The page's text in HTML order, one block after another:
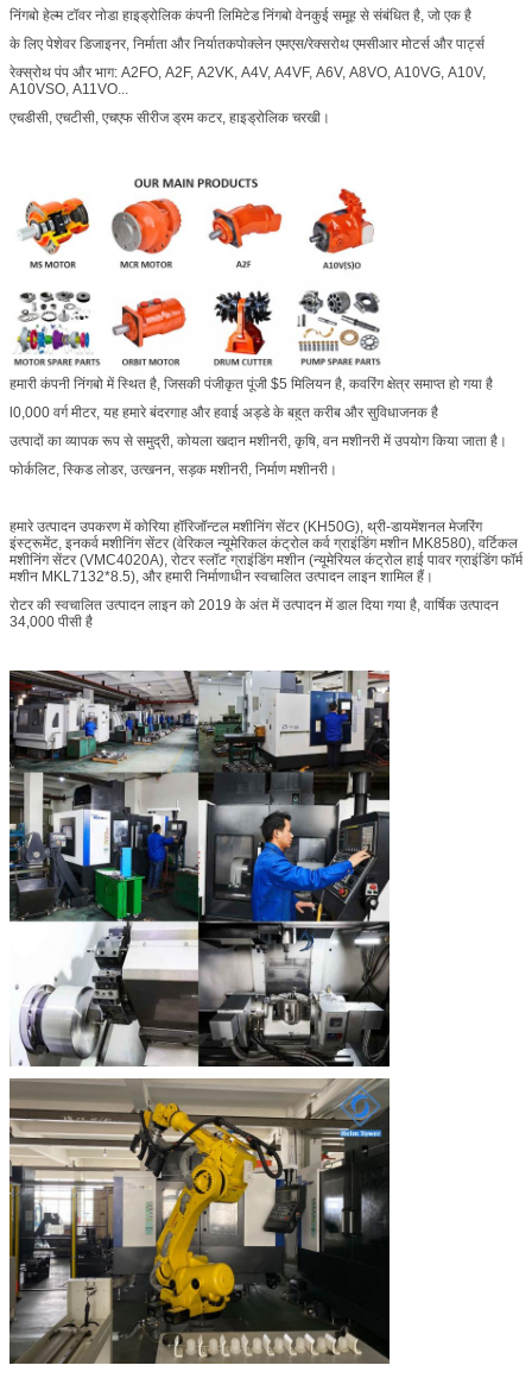
निंगबो हेल्म टॉवर नोडा हाइड्रोलिक कंपनी लिमिटेड निंगबो वेनकुई समूह से संबंधित है, जो एक है
के लिए पेशेवर डिजाइनर, निर्माता और निर्यातकपोक्लेन एमएस/रेक्सरोथ एमसीआर मोटर्स और पार्ट्स
रेक्स्रोथ पंप और भाग: A2FO, A2F, A2VK, A4V, A4VF, A6V, A8VO, A10VG, A10V,
A10VSO, A11VO...
एचडीसी, एचटीसी, एचएफ सीरीज ड्रम कटर, हाइड्रोलिक चरखी।
हमारी कंपनी निंगबो में स्थित है, जिसकी पंजीकृत पूंजी $5 मिलियन है, कवरिंग क्षेत्र समाप्त हो गया है
l0,000 वर्ग मीटर, यह हमारे बंदरगाह और हवाई अड्डे के बहुत करीब और सुविधाजनक है
उत्पादों का व्यापक रूप से समुद्री, कोयला खदान मशीनरी, कृषि, वन मशीनरी में उपयोग किया जाता है।
फोर्कलिट, स्किड लोडर, उत्खनन, सड़क मशीनरी, निर्माण मशीनरी।
हमारे उत्पादन उपकरण में कोरिया हॉरिजॉन्टल मशीनिंग सेंटर (KH50G), थ्री-डायमेंशनल मेजरिंग
इंस्ट्रूमेंट, इनकर्व मशीनिंग सेंटर (वेरिकल न्यूमेरिकल कंट्रोल कर्व ग्राइंडिंग मशीन MK8580), वर्टिकल
मशीनिंग सेंटर (VMC4020A), रोटर स्लॉट ग्राइंडिंग मशीन (न्यूमेरियल कंट्रोल हाई पावर ग्राइंडिंग फॉर्म
मशीन MKL7132*8.5), और हमारी निर्माणाधीन स्वचालित उत्पादन लाइन शामिल हैं।
रोटर की स्वचालित उत्पादन लाइन को 2019 के अंत में उत्पादन में डाल दिया गया है, वार्षिक उत्पादन
34,000 पीसी है